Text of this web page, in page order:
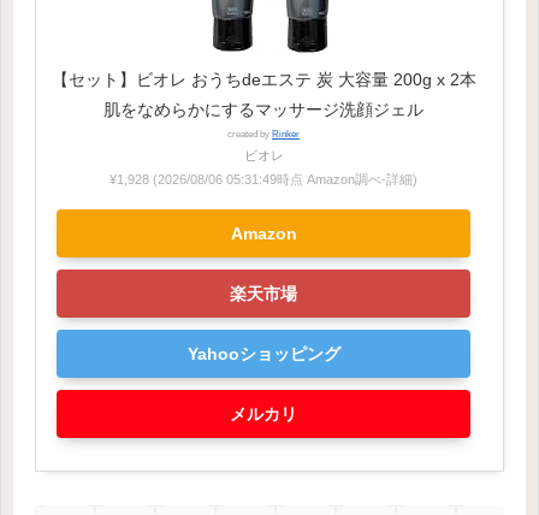
【セット】ビオレ おうちdeエステ 炭 大容量 200g x 2本
肌をなめらかにするマッサージ洗顔ジェル
created by Rinker
ビオレ
¥1,928 (2026/08/06 05:31:49時点 Amazon調べ-詳細)
Amazon
楽天市場
Yahooショッピング
メルカリ